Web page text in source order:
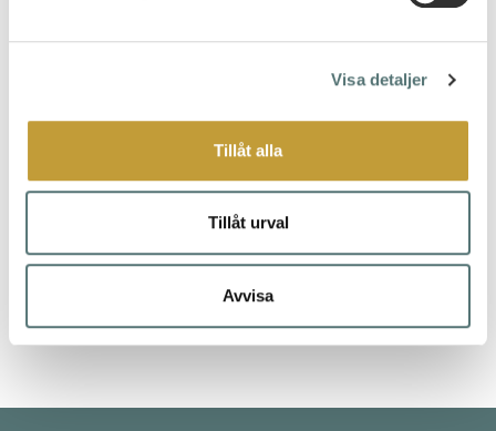
Visa detaljer
Tillåt alla
Tillåt urval
Avvisa
. Vill du ha ytterligare tips är
tips på hur du blir den bästa retoriska
versionen av dig själv, utan också hur du
använder kroppsspråk och klädstrategier för
att stärka din trovärdighet.